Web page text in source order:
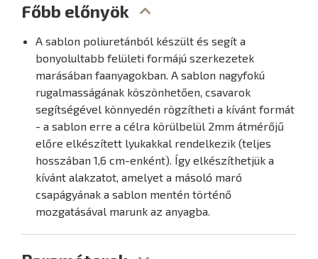
Főbb előnyök
A sablon poliuretánból készült és segít a
bonyolultabb felületi formájú szerkezetek
marásában faanyagokban. A sablon nagyfokú
rugalmasságának köszönhetően, csavarok
segítségével könnyedén rögzítheti a kívánt formát
- a sablon erre a célra körülbelül 2mm átmérőjű
előre elkészített lyukakkal rendelkezik (teljes
hosszában 1,6 cm-enként). Így elkészíthetjük a
kívánt alakzatot, amelyet a másoló maró
csapágyának a sablon mentén történő
mozgatásával marunk az anyagba.